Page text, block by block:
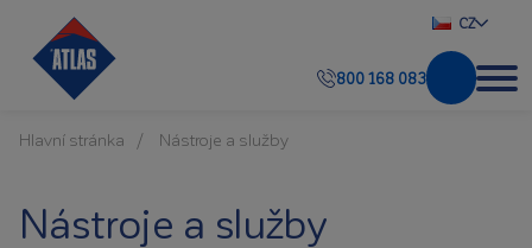
CZ
800 168 083
Hlavní stránka Nástroje a služby
Nástroje a služby